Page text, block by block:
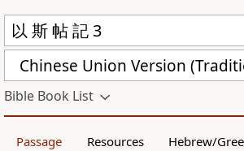
Chinese Union Version
Bible Book List
Passage Resources Hebrew/